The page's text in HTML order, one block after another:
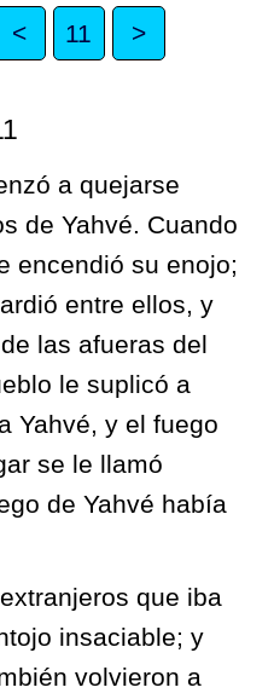
< 11 >
a quejarse
de Yahvé. Cuando
encendió su enojo;
entre ellos, y
las afueras del
le suplicó a
Yahvé, y el fuego
se le llamó
de Yahvé había
que iba
insaciable; y
volvieron a